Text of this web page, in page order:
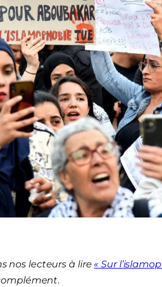
nos lecteurs à lire « Sur
.